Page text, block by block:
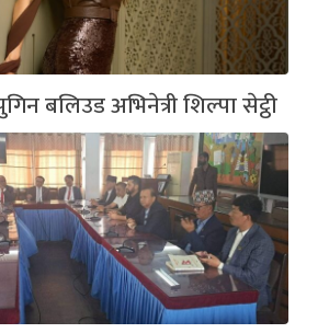
बलिउड अभिनेत्री शिल्पा सेट्ठी